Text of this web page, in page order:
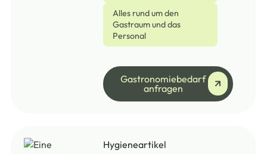
Alles rund um den
Gastraum und das
Personal
Gastronomiebedarf
Gastronomiebedarf
anfragen
Hygieneartikel